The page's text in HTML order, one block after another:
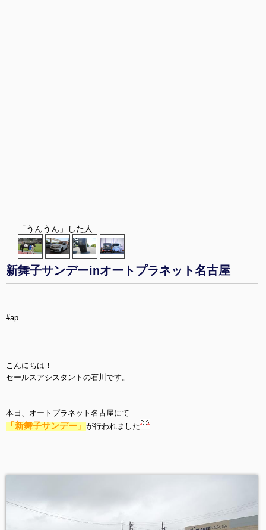
「うんうん」した人
新舞子サンデーinオートプラネット名古屋
#ap
こんにちは！
セールスアシスタントの石川です。
本日、オートプラネット名古屋にて
「新舞子サンデー」 が行われました